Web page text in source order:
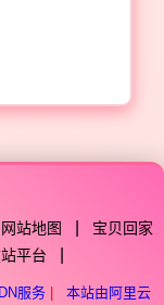
网站地图 宝贝回家
平台
服务 本站由阿里云